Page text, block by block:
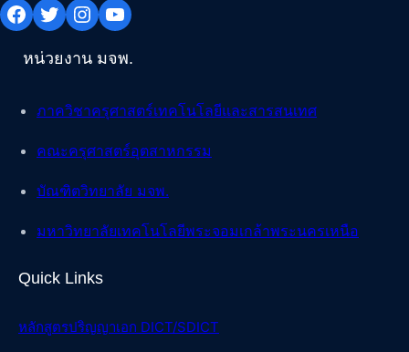
Facebook Twitter Instagram YouTube
หน่วยงาน มจพ.
ภาควิชาครุศาสตร์เทคโนโลยีและสารสนเทศ
คณะครุศาสตร์อุตสาหกรรม
บัณฑิตวิทยาลัย มจพ.
มหาวิทยาลัยเทคโนโลยีพระจอมเกล้าพระนครเหนือ
Quick Links
หลักสูตรปริญญาเอก DICT/SDICT